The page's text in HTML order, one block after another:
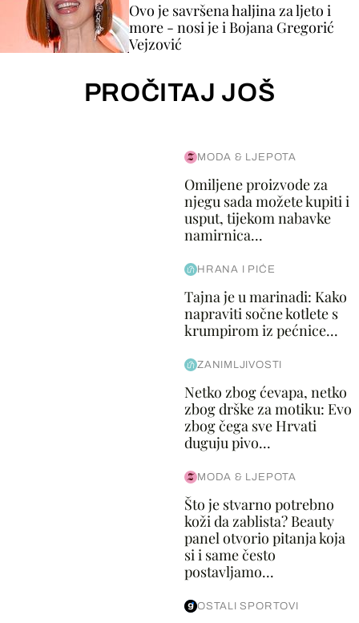
Ovo je savršena haljina za ljeto i
more - nosi je i Bojana Gregorić
Vejzović
PROČITAJ JOŠ
MODA & LJEPOTA
Omiljene proizvode za
njegu sada možete kupiti i
usput, tijekom nabavke
namirnica...
HRANA I PIĆE
Tajna je u marinadi: Kako
napraviti sočne kotlete s
krumpirom iz pećnice...
ZANIMLJIVOSTI
Netko zbog ćevapa, netko
zbog drške za motiku: Evo
zbog čega sve Hrvati
duguju pivo...
MODA & LJEPOTA
Što je stvarno potrebno
koži da zablista? Beauty
panel otvorio pitanja koja
si i same često
postavljamo...
OSTALI SPORTOVI